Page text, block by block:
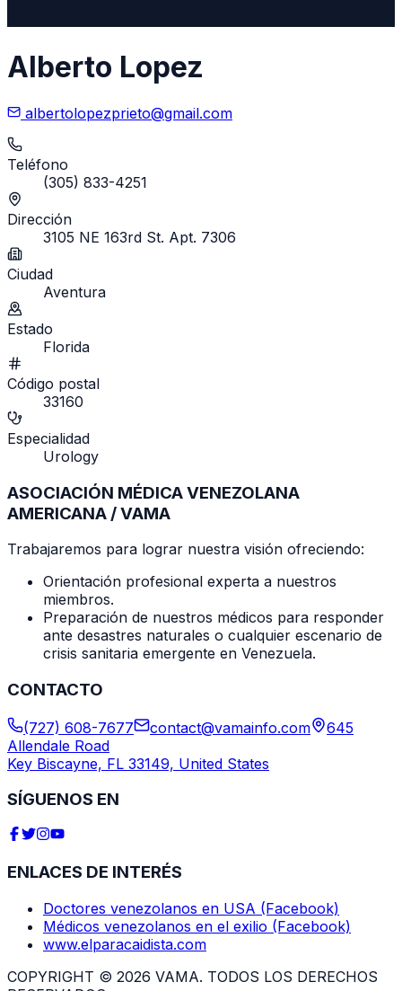
Alberto Lopez
albertolopezprieto@gmail.com
Teléfono
(305) 833-4251
Dirección
3105 NE 163rd St. Apt. 7306
Ciudad
Aventura
Estado
Florida
Código postal
33160
Especialidad
Urology
ASOCIACIÓN MÉDICA VENEZOLANA
AMERICANA / VAMA
Trabajaremos para lograr nuestra visión ofreciendo:
Orientación profesional experta a nuestros
miembros.
Preparación de nuestros médicos para responder
ante desastres naturales o cualquier escenario de
crisis sanitaria emergente en Venezuela.
CONTACTO
(727) 608-7677 contact@vamainfo.com
645
Allendale Road
Key Biscayne, FL 33149, United States
SÍGUENOS EN
ENLACES DE INTERÉS
Doctores venezolanos en USA (Facebook)
Médicos venezolanos en el exilio (Facebook)
www.elparacaidista.com
COPYRIGHT © 2026 VAMA. TODOS LOS DERECHOS